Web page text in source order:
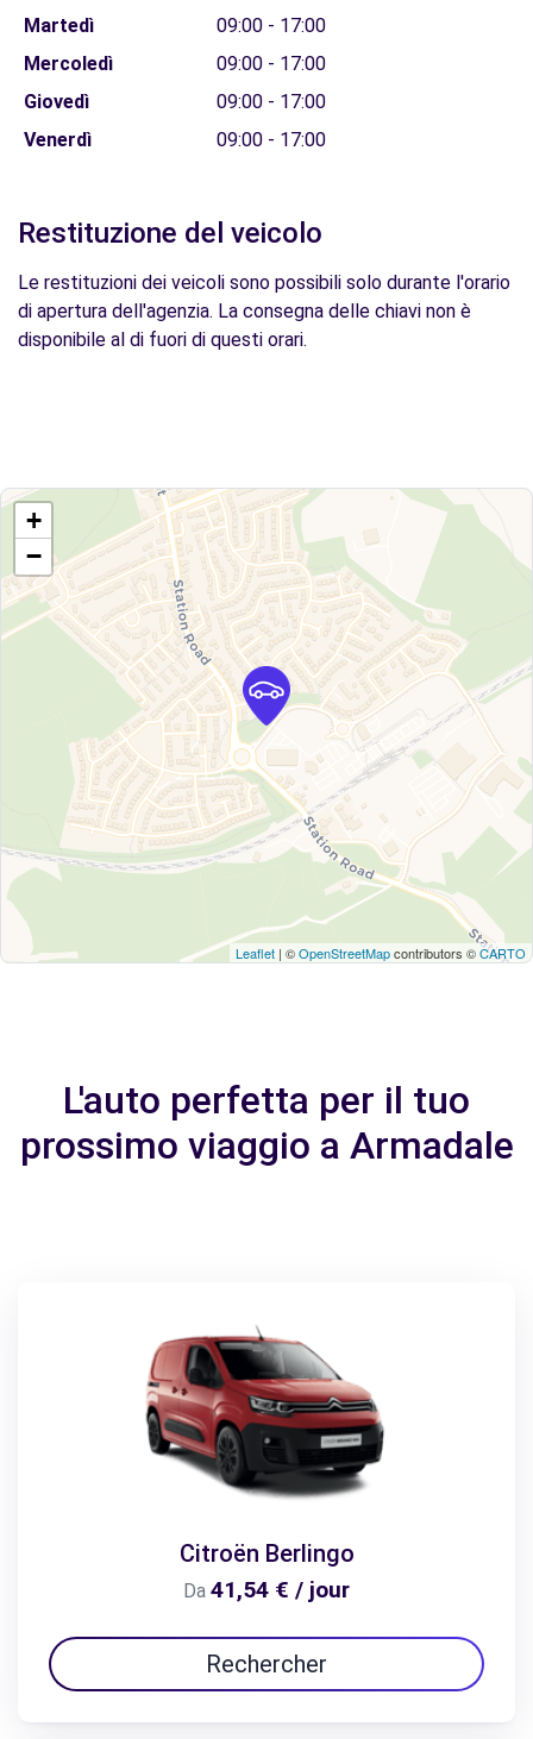
Martedì
09:00 - 17:00
Mercoledì
09:00 - 17:00
Giovedì
09:00 - 17:00
Venerdì
09:00 - 17:00
Restituzione del veicolo
Le restituzioni dei veicoli sono possibili solo durante l'orario
di apertura dell'agenzia. La consegna delle chiavi non è
disponibile al di fuori di questi orari.
+
−
Leaflet | ©OpenStreetMapcontributors ©CARTO
L'auto perfetta per il tuo
prossimo viaggio a Armadale
Citroën Berlingo
Da 41,54 € / jour
Rechercher